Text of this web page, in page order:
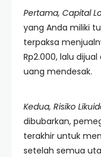
Pertama, Capital
yang Anda miliki
terpaksa
Rp2.000, lalu
uang mendesak.
Kedua, Risiko
dibubarkan,
terakhir untuk
setelah semua